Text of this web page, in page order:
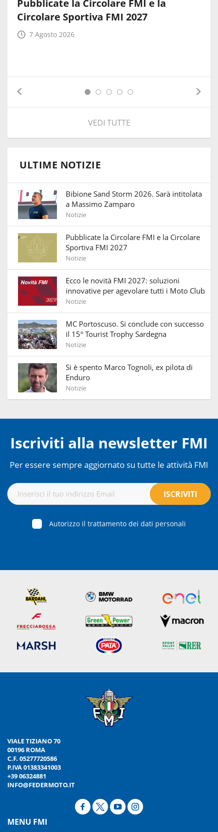
Pubblicate la Circolare FMI e la
Circolare Sportiva FMI 2027
7 Agosto 2026
VEDI TUTTE
ULTIME NOTIZIE
Bibione Sand Storm 2026. Sarà intitolata
a Massimo Zamparo
Notizie
Pubblicate la Circolare FMI e la Circolare
Sportiva FMI 2027
Notizie
Ecco le novità FMI 2027: soluzioni
innovative per agevolare tutti i Moto Club
Notizie
MC Portoscuso. Si conclude con successo
il 15° Tourist Trophy Sardegna
Notizie
Si è spento Marco Tognoli, ex pilota di
Enduro
Notizie
Iscriviti alla newsletter FMI
Per essere sempre aggiornato su tutte le attività FMI
Autorizzo il trattamento dei dati personali
VIALE TIZIANO 70
00196 ROMA
C.F. 05277720586
P.IVA 01383341003
+39 06324881
INFO@FEDERMOTO.IT
MENU FMI